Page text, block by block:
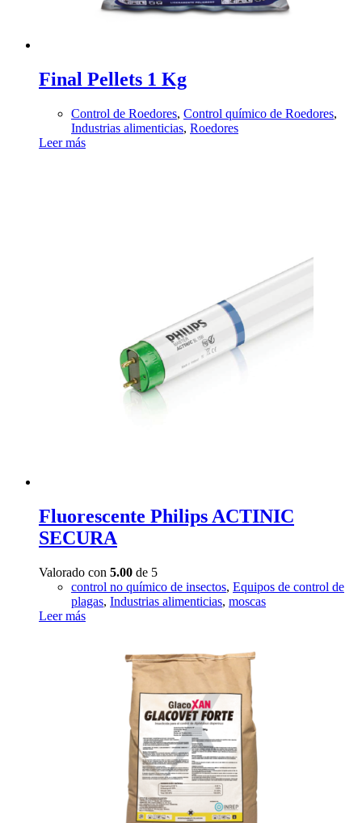
Final Pellets 1 Kg
Control de Roedores, Control químico de Roedores,
Industrias alimenticias, Roedores
Leer más
Fluorescente Philips ACTINIC
SECURA
Valorado con 5.00 de 5
control no químico de insectos, Equipos de control de
plagas, Industrias alimenticias, moscas
Leer más